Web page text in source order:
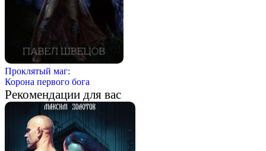
Проклятый маг:
Корона первого бога
Рекомендации для вас